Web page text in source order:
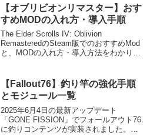
のマーカーが置いてある３地点で採集可
能。なお、採集には...
【オブリビオンリマスター】おす
すめMODの入れ方・導入手順
The Elder Scrolls IV: Oblivion
RemasteredのSteam版でのおすすめMod
と、MODの入れ方・導入方法をわかりや
の結果、いかな...
【Fallout76】釣り竿の強化手順
とモジュール一覧
2025年6月4日の最新アップデート
「GONE FISSION」でフォールアウト76
に釣りコンテンツが実装されました。こ